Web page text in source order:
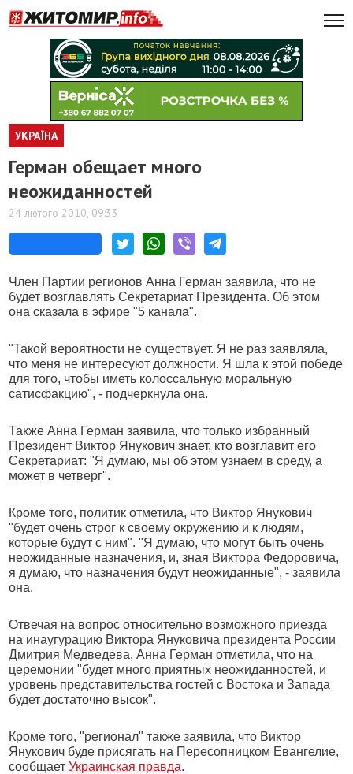
УКРАЇНА
Герман обещает много
неожиданностей
24 лютого 2010, 09:33
Член Партии регионов Анна Герман заявила, что не
будет возглавлять Секретариат Президента. Об этом
она сказала в эфире "5 канала".
"Такой вероятности не существует. Я не раз заявляла,
что меня не интересуют должности. Я шла к этой победе
для того, чтобы иметь колоссальную моральную
сатисфакцию", - подчеркнула она.
Также Анна Герман заявила, что только избранный
Президент Виктор Янукович знает, кто возглавит его
Секретариат: "Я думаю, мы об этом узнаем в среду, а
может в четверг".
Кроме того, политик отметила, что Виктор Янукович
"будет очень строг к своему окружению и к людям,
которые будут с ним". "Я думаю, что могут быть очень
неожиданные назначения, и, зная Виктора Федоровича,
я думаю, что назначения будут неожиданные", - заявила
она.
Отвечая на вопрос относительно возможного приезда
на инаугурацию Виктора Януковича президента России
Дмитрия Медведева, Анна Герман отметила, что на
церемонии "будет много приятных неожиданностей, и
уровень представительства гостей с Востока и Запада
будет достаточно высок".
Кроме того, "регионал" также заявила, что Виктор
Янукович буде присягать на Пересопницком Евангелие,
сообщаетУкраинская правда.